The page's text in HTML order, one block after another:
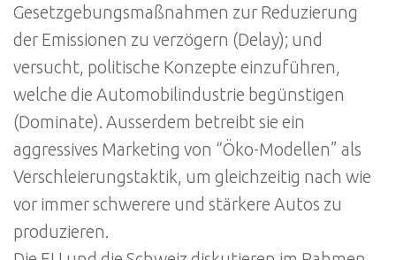
Gesetzgebungsmaßnahmen zur Reduzierung
der Emissionen zu verzögern (Delay); und
versucht, politische Konzepte einzuführen,
welche die Automobilindustrie begünstigen
(Dominate). Ausserdem betreibt sie ein
aggressives Marketing von “Öko-Modellen” als
Verschleierungstaktik, um gleichzeitig nach wie
vor immer schwerere und stärkere Autos zu
produzieren.